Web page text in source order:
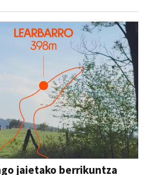
jaietako berrikuntza